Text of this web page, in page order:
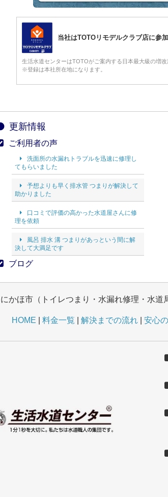
当社はTOTOリモデルクラブ店に参加
生活水道センターはTOTOがご案内する日本最大級の増
※登録は本社所在地になります。
更新情報
ご利用者の声
洗面所の水漏れトラブルを迅速に修理し
てもらいました
予想よりも早く排水管 つまりが解決して
助かりました
口コミで評価の高かった水道屋さんに修
理を依頼
風呂 排水 溝 つまりがあっという間に解
決して大満足です
ブログ
にかほ市（トイレつまり・水漏れ修理・水道
HOME 料金一覧 解決までの流れ 安心